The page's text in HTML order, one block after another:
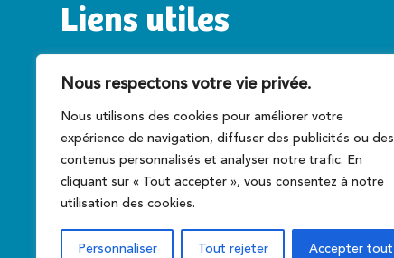
Nous respectons votre vie privée.
Nous utilisons des cookies pour améliorer votre
expérience de navigation, diffuser des publicités ou des
contenus personnalisés et analyser notre trafic. En
cliquant sur « Tout accepter », vous consentez à notre
utilisation des cookies.
Personnaliser Tout rejeter Accepter tout
Liens utiles
Service public